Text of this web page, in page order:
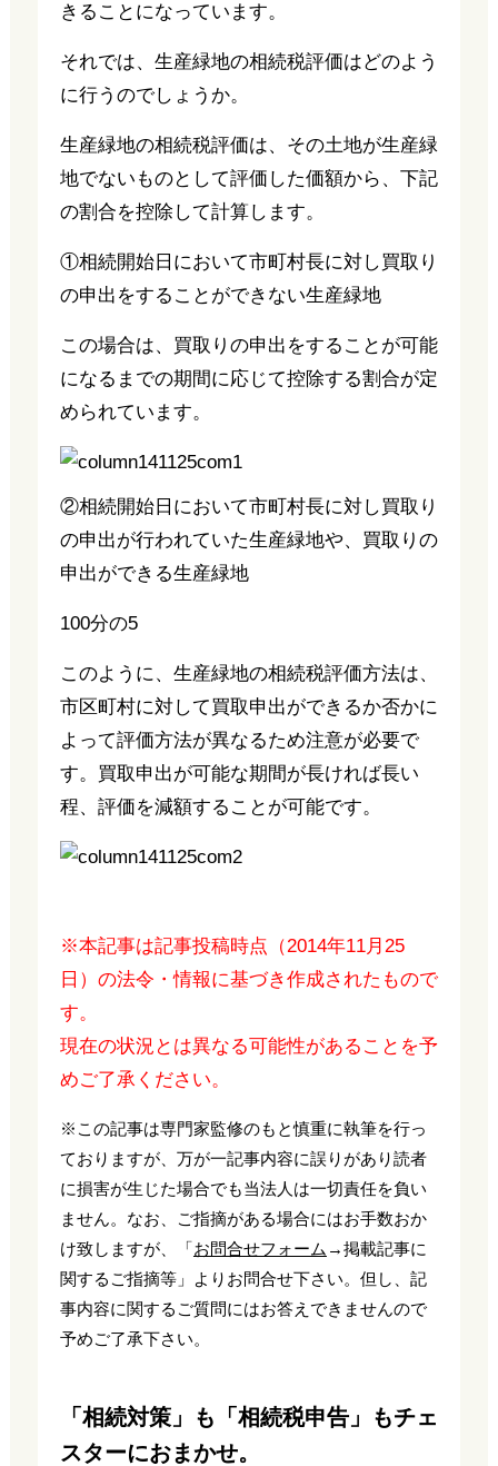
きることになっています。
それでは、生産緑地の相続税評価はどのよう
に行うのでしょうか。
生産緑地の相続税評価は、その土地が生産緑
地でないものとして評価した価額から、下記
の割合を控除して計算します。
①相続開始日において市町村長に対し買取り
の申出をすることができない生産緑地
この場合は、買取りの申出をすることが可能
になるまでの期間に応じて控除する割合が定
められています。
②相続開始日において市町村長に対し買取り
の申出が行われていた生産緑地や、買取りの
申出ができる生産緑地
100分の5
このように、生産緑地の相続税評価方法は、
市区町村に対して買取申出ができるか否かに
よって評価方法が異なるため注意が必要で
す。買取申出が可能な期間が長ければ長い
程、評価を減額することが可能です。
※本記事は記事投稿時点（2014年11月25
日）の法令・情報に基づき作成されたもので
す。
現在の状況とは異なる可能性があることを予
めご了承ください。
※この記事は専門家監修のもと慎重に執筆を行っ
ておりますが、万が一記事内容に誤りがあり読者
に損害が生じた場合でも当法人は一切責任を負い
ません。なお、ご指摘がある場合にはお手数おか
け致しますが、「お問合せフォーム →掲載記事に
関するご指摘等」よりお問合せ下さい。但し、記
事内容に関するご質問にはお答えできませんので
予めご了承下さい。
「相続対策」も「相続税申告」もチェ
スターにおまかせ。